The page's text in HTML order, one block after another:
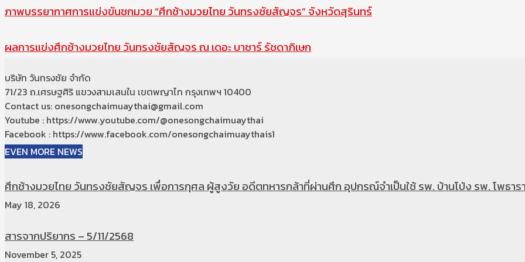
ภาพบรรยากาศการแข่งขันชกมวย “ศึกช้างมวยไทย วันทรงชัยสัญจร” จังหวัดสุรินทร์
ผลการแข่งศึกช้างมวยไทย วันทรงชัยสัญจร ณ เดอะ บาซาร์ รัชดาภิเษก
บริษัท วันทรงชัย จำกัด
71/23 ถ.เศรษฐศิริ แขวงสามเสนใน เขตพญาไท กรุงเทพฯ 10400
Contact us: onesongchaimuaythai@gmail.com
Youtube : https://www.youtube.com/@onesongchaimuaythai
Facebook : https://www.facebook.com/onesongchaimuaythais1
EVEN MORE NEWS
ศึกช้างมวยไทย วันทรงชัยสัญจร เพื่อการกุศล ผู้สูงวัย อดีตทหารกล้าที่ผ่านศึก อุปกรณ์จำเป็นใช้ รพ. บ้านโป่ง รพ. โพธารา
May 18, 2026
สารจากปริยากร – 5/11/2568
November 5, 2025